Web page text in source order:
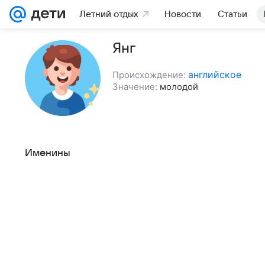
Летний отдых Новости Статьи
Янг
Происхождение: английское
Значение: молодой
Именины